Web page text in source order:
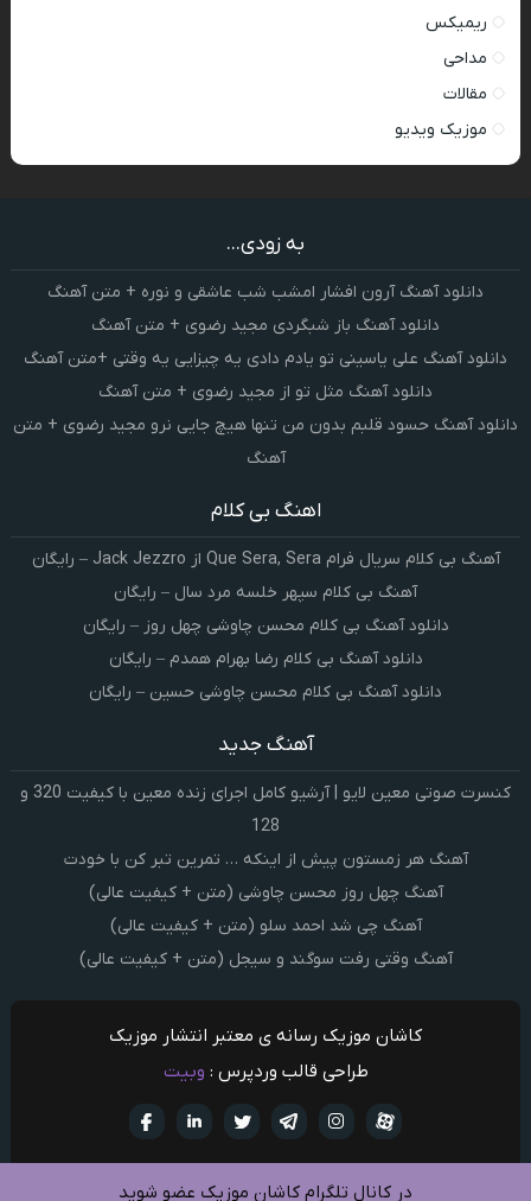
ریمیکس
مداحی
مقالات
موزیک ویدیو
به زودی...
دانلود آهنگ آرون افشار امشب شب عاشقی و نوره + متن آهنگ
دانلود آهنگ باز شبگردی مجید رضوی + متن آهنگ
دانلود آهنگ علی یاسینی تو یادم دادی یه چیزایی یه وقتی +متن آهنگ
دانلود آهنگ مثل تو از مجید رضوی + متن آهنگ
دانلود آهنگ حسود قلبم بدون من تنها هیچ جایی نرو مجید رضوی + متن
آهنگ
اهنگ بی کلام
آهنگ بی کلام سریال فرام Que Sera, Sera از Jack Jezzro – رایگان
آهنگ بی کلام سپهر خلسه مرد سال – رایگان
دانلود آهنگ بی کلام محسن چاوشی چهل روز – رایگان
دانلود آهنگ بی کلام رضا بهرام همدم – رایگان
دانلود آهنگ بی کلام محسن چاوشی حسین – رایگان
آهنگ جدید
کنسرت صوتی معین لایو | آرشیو کامل اجرای زنده معین با کیفیت 320 و
128
آهنگ هر زمستون پیش از اینکه … تمرین تبر کن با خودت
آهنگ چهل روز محسن چاوشی (متن + کیفیت عالی)
آهنگ چی شد احمد سلو (متن + کیفیت عالی)
آهنگ وقتی رفت سوگند و سیجل (متن + کیفیت عالی)
کاشان موزیک رسانه ی معتبر انتشار موزیک
طراحی قالب وردپرس : وبیت
تويتر تلگرام
اینستاگرام آپارات
در کانال تلگرام کاشان موزیک عضو شوید